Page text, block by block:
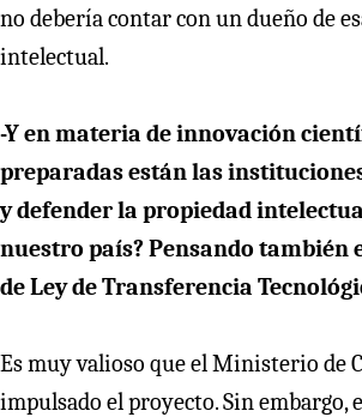
no debería contar con un dueño de
intelectual.
-Y en materia de innovación
preparadas están las
y defender la propiedad
nuestro país? Pensando también
de Ley de Transferencia
Es muy valioso que el Ministerio de
impulsado el proyecto. Sin embargo,